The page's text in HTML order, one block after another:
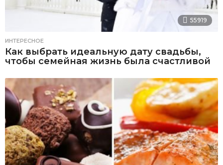
55919
ИНТЕРЕСНОЕ
Как выбрать идеальную дату свадьбы,
чтобы семейная жизнь была счастливой